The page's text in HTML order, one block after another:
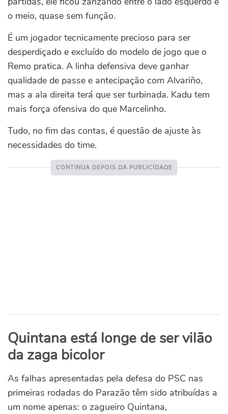
o meio, quase sem função.
É um jogador tecnicamente precioso para ser
desperdiçado e excluído do modelo de jogo que o
Remo pratica. A linha defensiva deve ganhar
qualidade de passe e antecipação com Alvariño,
mas a ala direita terá que ser turbinada. Kadu tem
mais força ofensiva do que Marcelinho.
Tudo, no fim das contas, é questão de ajuste às
necessidades do time.
Quintana está longe de ser vilão
da zaga bicolor
As falhas apresentadas pela defesa do PSC nas
primeiras rodadas do Parazão têm sido atribuídas a
um nome apenas: o zagueiro Quintana,